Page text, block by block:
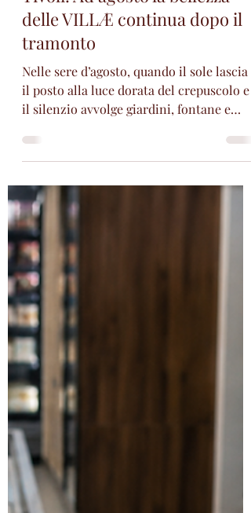
Tivoli Guidonia City
5 giorni fa
Tempo di lettura: 2 min
Attualità
Tivoli: Ad agosto la bellezza
delle VILLÆ continua dopo il
tramonto
Nelle sere d’agosto, quando il sole lascia
il posto alla luce dorata del crepuscolo e
il silenzio avvolge giardini, fontane e
antiche architetture, i cancelli delle
VILLÆ di Tivoli si aprono oltre il
tramonto per offrire al pubblico
un’esperienza di visita unica e suggestiva.
Villa d'Este aprirà in orario serale lunedì
10, mercoledì 12 e giovedì 13 agosto; Villa
Adriana sabato 15 agosto, proprio nella
serata di Ferragosto, e sabato 29 agosto;
mentre il Santuario di Ercole Vin